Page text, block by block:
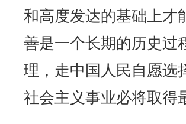
和高度发达的基础上才
善是一个长期的历史过
理，走中国人民自愿选
社会主义事业必将取得